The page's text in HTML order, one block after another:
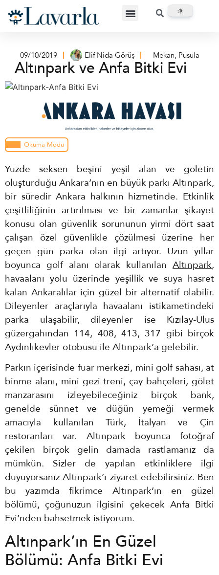
09/10/2019 Elif Nida Görüş Mekan, Pusula
Altınpark ve Anfa Bitki Evi
Okuma Modu
Yüzde seksen beşini yeşil alan ve göletin
oluşturduğu Ankara’nın en büyük parkı Altınpark,
bir süredir Ankara halkının hizmetinde. Etkinlik
çeşitliliğinin artırılması ve bir zamanlar şikayet
konusu olan güvenlik sorununun yirmi dört saat
çalışan özel güvenlikle çözülmesi üzerine her
geçen gün parka olan ilgi artıyor. Uzun yıllar
boyunca golf alanı olarak kullanılan Altınpark,
havaalanı yolu üzerinde yeşillik ve suya hasret
kalan Ankaralılar için güzel bir alternatif olabilir.
Dileyenler araçlarıyla havaalanı istikametindeki
parka ulaşabilir, dileyenler ise Kızılay-Ulus
güzergahından 114, 408, 413, 317 gibi birçok
Aydınlıkevler otobüsü ile Altınpark’a gelebilir.
Parkın içerisinde fuar merkezi, mini golf sahası, at
binme alanı, mini gezi treni, çay bahçeleri, gölet
manzarasını izleyebileceğiniz birçok bank,
genelde sünnet ve düğün yemeği vermek
amacıyla kullanılan Türk, İtalyan ve Çin
restoranları var. Altınpark boyunca fotoğraf
çekilen birçok gelin damada rastlamanız da
mümkün. Sizler de yapılan etkinliklere ilgi
duyuyorsanız Altınpark’ı ziyaret edebilirsiniz. Ben
bu yazımda fikrimce Altınpark’ın en güzel
bölümü, çoğunuzun ilgisini çekecek Anfa Bitki
Evi’nden bahsetmek istiyorum.
Altınpark’ın En Güzel
Bölümü: Anfa Bitki Evi